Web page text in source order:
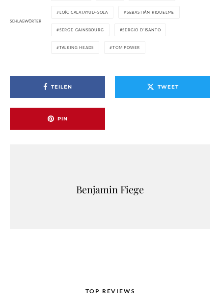
SCHLAGWÖRTER
LOÏC CALATAYUD-SOLA SEBASTIÁN RIQUELME
SERGE GAINSBOURG SERGIO D'ISANTO
TALKING HEADS TOM POWER
TEILEN TWEET
PIN
Benjamin Fiege
TOP REVIEWS